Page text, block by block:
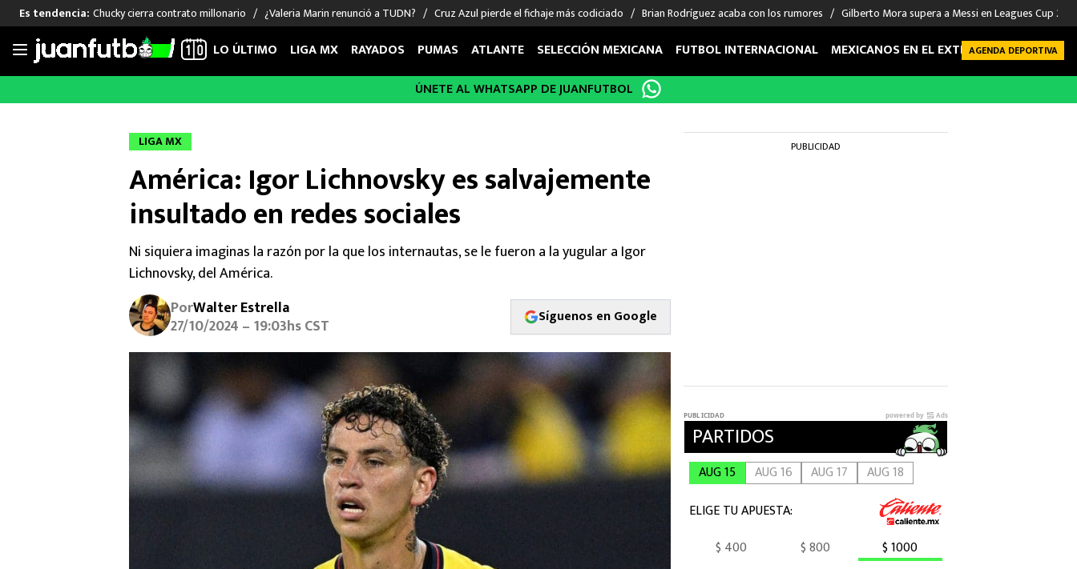
Saltar
Es tendencia: Chucky cierra contrato millonario ¿Valeria Marin renunció a TUDN? Cruz Azul pierde el fichaje más codiciado Brian Rodríguez acaba con los rumores Gilberto Mora supera a Messi en Leagues Cup
LIGA MX
Chivas de Guadalajara
FUT INTERNACIONAL
Las Noticias
Selección Mexicana
Champions League
Europa League
Real Madrid
Barcelona
MEXICANOS EN EL EXTRANJERO
Memo Ochoa
Chino Huerta
Edson Álvarez
Santiago Giménez
Rodrigo Huescas
FIGURAS
Sergio Ramos
Giorgos Giakoumakis
DEPORTES
Boxeo
Más deportes
LO ÚLTIMO LIGA MX RAYADOS PUMAS ATLANTE SELECCIÓN MEXICANA FUTBOL INTERNACIONAL MEXICANOS EN EL EXTRANJERO FUTBOL
AGENDA DEPORTIVA
ÚNETE AL WHATSAPP DE JUANFUTBOL
LIGA MX
América: Igor Lichnovsky es salvajemente
insultado en redes sociales
Ni siquiera imaginas la razón por la que los internautas, se le fueron a la yugular a Igor
Lichnovsky, del América.
PorWalter Estrella
27/10/2024 – 19:03hs CST Síguenos en Google
PUBLICIDAD